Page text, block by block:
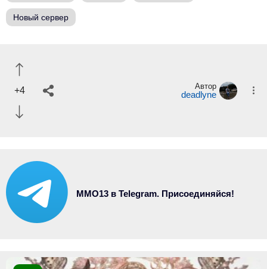
Новый сервер
+4 Автор
deadlyne
MMO13 в Telegram. Присоединяйся!